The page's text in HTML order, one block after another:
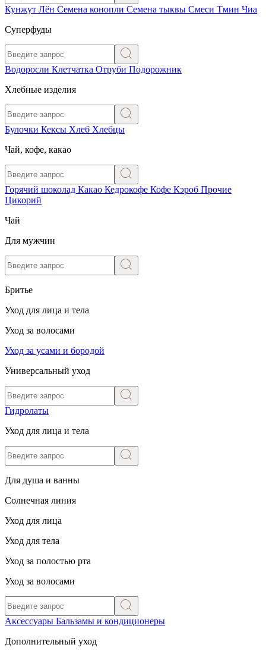
Кунжут Лён Семена конопли Семена тыквы Смеси Тмин Чиа
Суперфуды
Водоросли Клетчатка Отруби Подорожник
Хлебные изделия
Булочки Кексы Хлеб Хлебцы
Чай, кофе, какао
Горячий шоколад Какао Кедрокофе Кофе Кэроб Прочие
Цикорий
Чай
Для мужчин
Бритье
Уход для лица и тела
Уход за волосами
Уход за усами и бородой
Универсальный уход
Гидролаты
Уход для лица и тела
Для душа и ванны
Солнечная линия
Уход для лица
Уход для тела
Уход за полостью рта
Уход за волосами
Аксессуары Бальзамы и кондиционеры
Дополнительный уход